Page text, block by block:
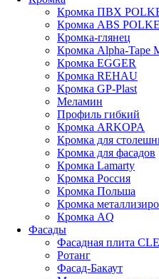
Кромка ПВХ
Кромка ABS
Кромка-глянец
Кромка Alpha-Tape
Кромка EGGER
Кромка REHAU
Кромка GP-Plast
Меламин
Профиль гибкий
Кромка ARKOPA
Кромка для
Кромка для фасадов
Кромка Lamarty
Кромка Россия
Кромка Польша
Кромка
Кромка AQ
Фасады
Фасадная плита
Ротанг
Фасад-Бакаут